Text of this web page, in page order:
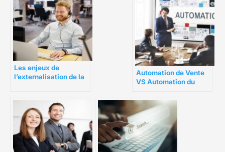
Les enjeux de
l’externalisation de la
Automation de Vente
VS Automation du
différence ?